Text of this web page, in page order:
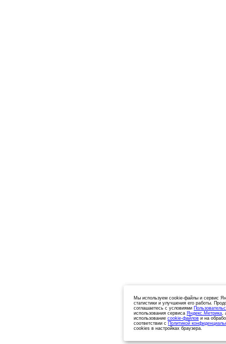
Мы используем cookie-файлы и сервис
статистики и улучшения его работы.
соглашаетесь с условиями
использования сервиса Яндекс.Метрика,
использование cookie-файлов и на
соответствии с Политикой
cookies в настройках браузера.